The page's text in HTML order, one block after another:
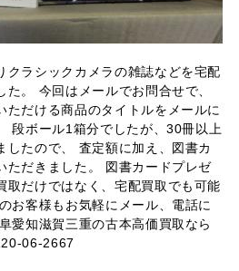
クラシックカメラの雑誌などを宅配
。 今回はメールでお問合せで、
ただける商品のタイトルをメールに
段ボール1箱分でしたが、30冊以上
したので、 査定額に加え、図書カ
ただきました。 図書カードプレゼ
取だけではなく、宅配買取でも可能
お客様もお気軽にメール、電話に
愛知滋賀三重の古本高価買取なら
06-2667